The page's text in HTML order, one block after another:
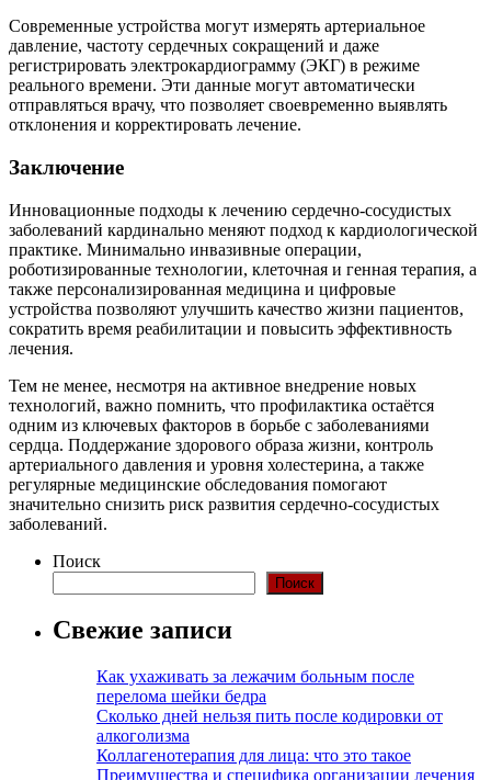
Современные устройства могут измерять артериальное
давление, частоту сердечных сокращений и даже
регистрировать электрокардиограмму (ЭКГ) в режиме
реального времени. Эти данные могут автоматически
отправляться врачу, что позволяет своевременно выявлять
отклонения и корректировать лечение.
Заключение
Инновационные подходы к лечению сердечно-сосудистых
заболеваний кардинально меняют подход к кардиологической
практике. Минимально инвазивные операции,
роботизированные технологии, клеточная и генная терапия, а
также персонализированная медицина и цифровые
устройства позволяют улучшить качество жизни пациентов,
сократить время реабилитации и повысить эффективность
лечения.
Тем не менее, несмотря на активное внедрение новых
технологий, важно помнить, что профилактика остаётся
одним из ключевых факторов в борьбе с заболеваниями
сердца. Поддержание здорового образа жизни, контроль
артериального давления и уровня холестерина, а также
регулярные медицинские обследования помогают
значительно снизить риск развития сердечно-сосудистых
заболеваний.
Поиск
Поиск
Свежие записи
Как ухаживать за лежачим больным после
перелома шейки бедра
Сколько дней нельзя пить после кодировки от
алкоголизма
Коллагенотерапия для лица: что это такое
Преимущества и специфика организации лечения